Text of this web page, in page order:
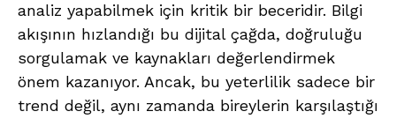
analiz yapabilmek için kritik bir beceridir. Bilgi
akışının hızlandığı bu dijital çağda, doğruluğu
sorgulamak ve kaynakları değerlendirmek
önem kazanıyor. Ancak, bu yeterlilik sadece bir
trend değil, aynı zamanda bireylerin karşılaştığı